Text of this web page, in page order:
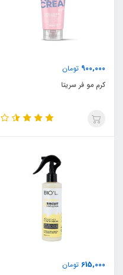
900,000 تومان
کرم مو فر سریتا
615,000 تومان